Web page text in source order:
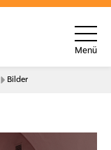
Menü
Bilder